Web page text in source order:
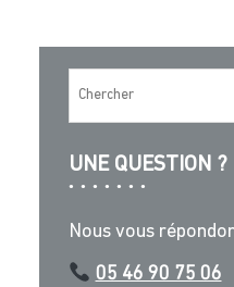
UNE QUESTION
Nous vous
05 46 90 75 06